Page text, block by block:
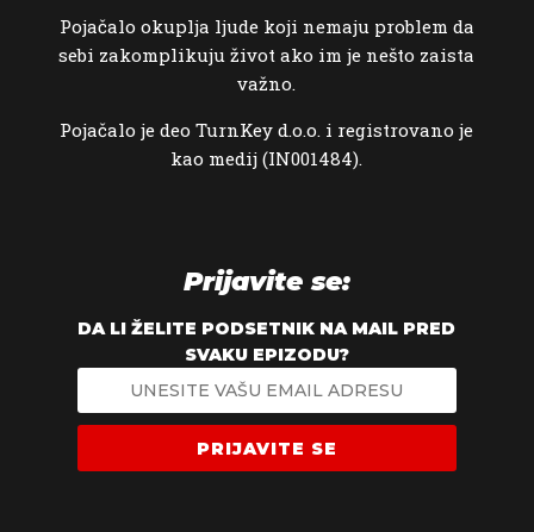
Pojačalo okuplja ljude koji nemaju problem da
sebi zakomplikuju život ako im je nešto zaista
važno.
Pojačalo je deo TurnKey d.o.o. i registrovano je
kao medij (IN001484).
Prijavite se:
DA LI ŽELITE PODSETNIK NA MAIL PRED
SVAKU EPIZODU?
PRIJAVITE SE